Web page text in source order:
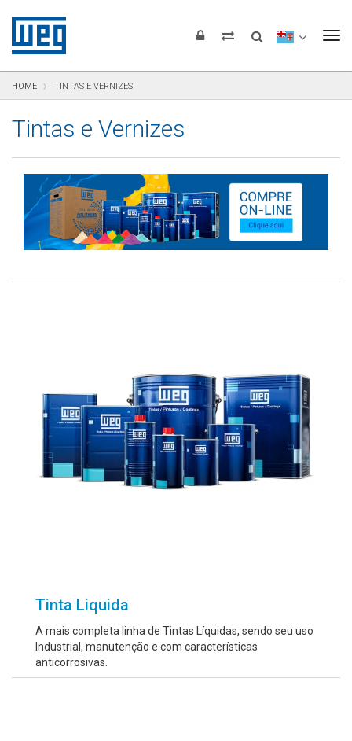
HOME TINTAS E VERNIZES
Tintas e Vernizes
Tinta Liquida
A mais completa linha de Tintas Líquidas, sendo seu uso
Industrial, manutenção e com características
anticorrosivas.